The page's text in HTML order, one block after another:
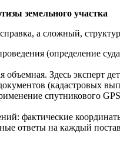
земельного участка
а сложный,
(определение
объемная. Здесь эксперт
(кадастровых
спутникового
фактические
ответы на каждый